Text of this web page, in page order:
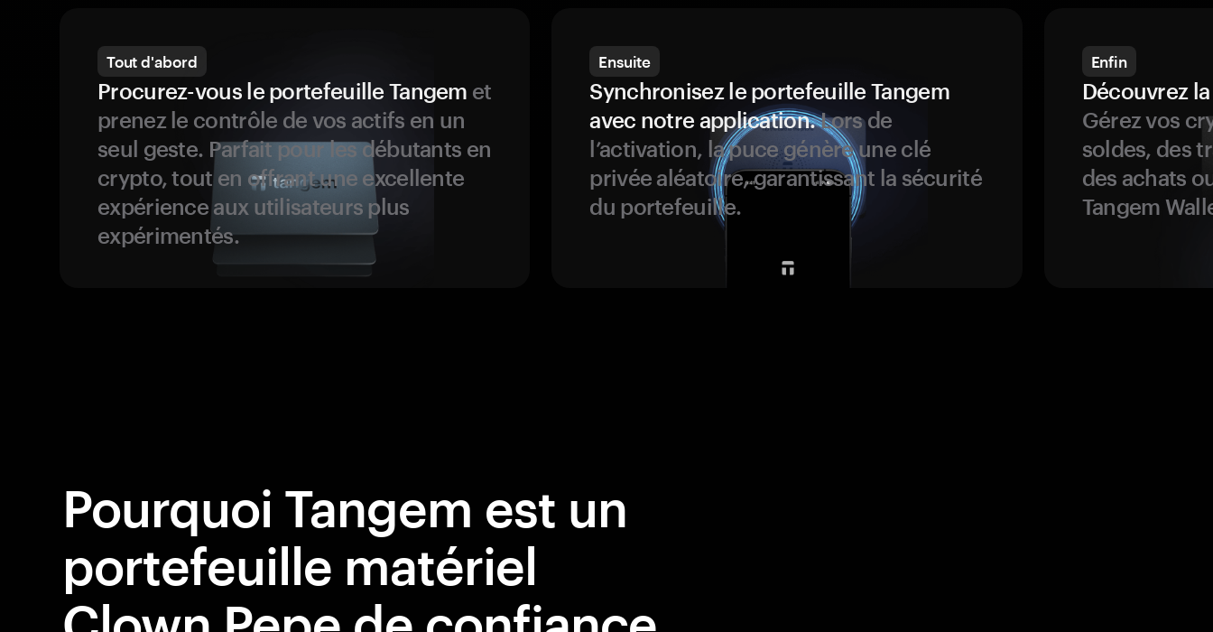
Tout d'abord
Procurez-vous le portefeuille Tangem et
prenez le contrôle de vos actifs en un
seul geste. Parfait pour les débutants en
crypto, tout en offrant une excellente
expérience aux utilisateurs plus
expérimentés.
Ensuite
Synchronisez le portefeuille Tangem
avec notre application.Lors de
l’activation, la puce génère une clé
privée aléatoire, garantissant la sécurité
du portefeuille.
Enfin
Découvrez
Gérez vos
soldes, des
des achats
Tangem
Pourquoi Tangem est un
portefeuille matériel